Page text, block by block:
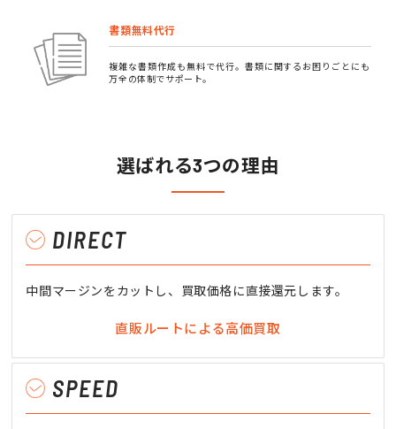
書類無料代行
複雑な書類作成も無料で代行。書類に関するお困りごとにも
万全の体制でサポート。
選ばれる3つの理由
DIRECT
中間マージンをカットし、買取価格に直接還元します。
直販ルートによる高価買取
SPEED